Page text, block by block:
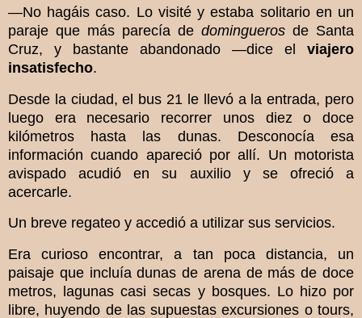
—No hagáis caso. Lo visité y estaba solitario en un
paraje que más parecía de domingueros de Santa
Cruz, y bastante abandonado —dice el viajero
insatisfecho.
Desde la ciudad, el bus 21 le llevó a la entrada, pero
luego era necesario recorrer unos diez o doce
kilómetros hasta las dunas. Desconocía esa
información cuando apareció por allí. Un motorista
avispado acudió en su auxilio y se ofreció a
acercarle.
Un breve regateo y accedió a utilizar sus servicios.
Era curioso encontrar, a tan poca distancia, un
paisaje que incluía dunas de arena de más de doce
metros, lagunas casi secas y bosques. Lo hizo por
libre, huyendo de las supuestas excursiones o tours,